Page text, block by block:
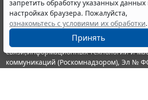
запретить обработку указанных данных
настройках браузера. Пожалуйста,
ознакомьтесь с условиями их обработки.
Принять
являются участниками Российской
информации ГАРАНТ.
Портал ГАРАНТ.РУ зарегистрирован в
издания Федеральной службой по
связи,информационных технологий и
коммуникаций (Роскомнадзором), Эл №